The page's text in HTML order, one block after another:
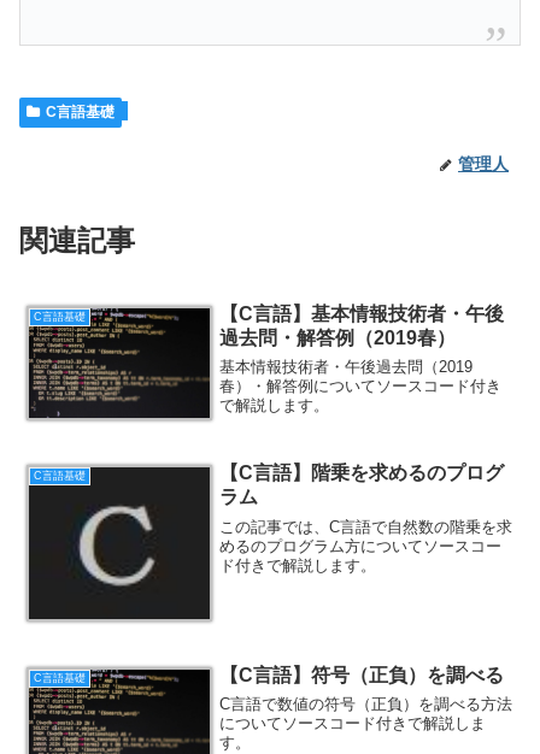
C言語基礎
管理人
関連記事
C言語基礎
【C言語】基本情報技術者・午後
過去問・解答例（2019春）
基本情報技術者・午後過去問（2019
春）・解答例についてソースコード付き
で解説します。
C言語基礎
【C言語】階乗を求めるのプログ
ラム
この記事では、C言語で自然数の階乗を求
めるのプログラム方についてソースコー
ド付きで解説します。
C言語基礎 【C言語】符号（正負）を調べる
C言語で数値の符号（正負）を調べる方法
についてソースコード付きで解説しま
す。